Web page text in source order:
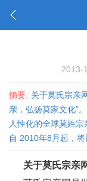
2013-
摘要: 关于莫氏宗
亲，弘扬莫家文化”
人性化的全球莫姓
自 2010年8月起，将
关于莫氏宗亲